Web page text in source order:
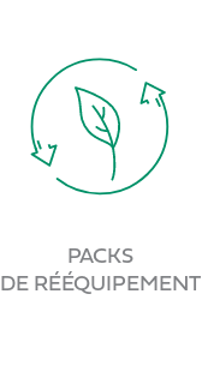
PACKS
DE RÉÉQUIPEMENT